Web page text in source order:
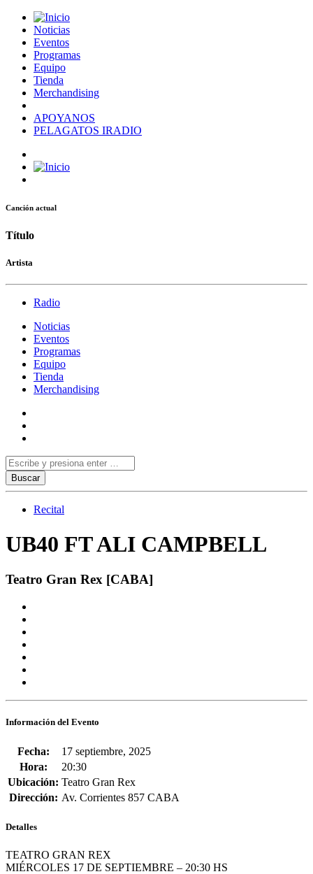
Noticias
Eventos
Programas
Equipo
Tienda
Merchandising
APOYANOS
PELAGATOS IRADIO
Canción actual
Título
Artista
Radio
Noticias
Eventos
Programas
Equipo
Tienda
Merchandising
Recital
UB40 FT ALI CAMPBELL
Teatro Gran Rex [CABA]
Información del Evento
Fecha:
17 septiembre, 2025
Hora:
20:30
Ubicación: Teatro Gran Rex
Dirección: Av. Corrientes 857 CABA
Detalles
TEATRO GRAN REX
MIÉRCOLES 17 DE SEPTIEMBRE – 20:30 HS